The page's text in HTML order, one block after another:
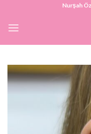
content
Nurşah